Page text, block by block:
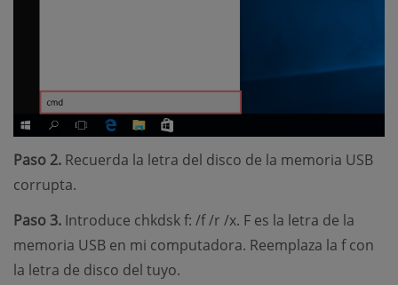
Paso 2. Recuerda la letra del disco de la memoria USB
corrupta.
Paso 3. Introduce chkdsk f: /f /r /x. F es la letra de la
memoria USB en mi computadora. Reemplaza la f con
la letra de disco del tuyo.